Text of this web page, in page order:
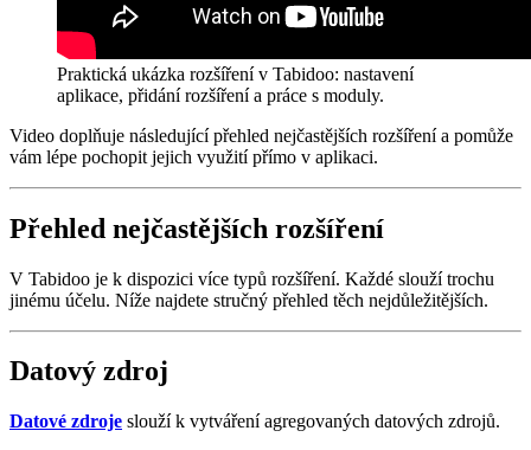
Praktická ukázka rozšíření v Tabidoo: nastavení
aplikace, přidání rozšíření a práce s moduly.
Video doplňuje následující přehled nejčastějších rozšíření a pomůže
vám lépe pochopit jejich využití přímo v aplikaci.
Přehled nejčastějších rozšíření
V Tabidoo je k dispozici více typů rozšíření. Každé slouží trochu
jinému účelu. Níže najdete stručný přehled těch nejdůležitějších.
Datový zdroj
Datové zdroje slouží k vytváření agregovaných datových zdrojů.